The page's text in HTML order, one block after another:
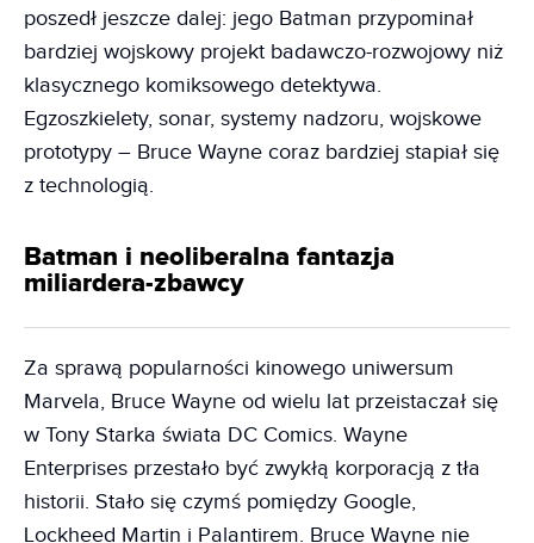
poszedł jeszcze dalej: jego Batman przypominał
bardziej wojskowy projekt badawczo-rozwojowy niż
klasycznego komiksowego detektywa.
Egzoszkielety, sonar, systemy nadzoru, wojskowe
prototypy – Bruce Wayne coraz bardziej stapiał się
z technologią.
Batman i neoliberalna fantazja
miliardera-zbawcy
Za sprawą popularności kinowego uniwersum
Marvela, Bruce Wayne od wielu lat przeistaczał się
w Tony Starka świata DC Comics. Wayne
Enterprises przestało być zwykłą korporacją z tła
historii. Stało się czymś pomiędzy Google,
Lockheed Martin i Palantirem. Bruce Wayne nie